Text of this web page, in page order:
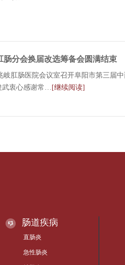
分会换届改选筹备会圆满结束
岐肛肠医院会议室召开阜阳市第三届
武衷心感谢常… [继续阅读]
肠道疾病
直肠炎
急性肠炎